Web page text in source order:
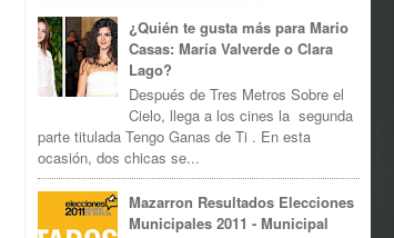
¿Quién te gusta más para Mario
Casas: María Valverde o Clara
Lago?
Después de Tres Metros Sobre el
Cielo, llega a los cines la segunda
parte titulada Tengo Ganas de Ti . En esta
ocasión, dos chicas se...
Mazarron Resultados Elecciones
Municipales 2011 - Municipal